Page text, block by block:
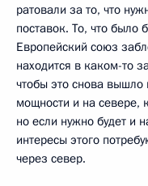
ратовали за то, что
поставок. То, что было
Европейский союз
находится в каком-то
чтобы это снова вышло
мощности и на севере,
но если нужно будет и
интересы этого
через север.